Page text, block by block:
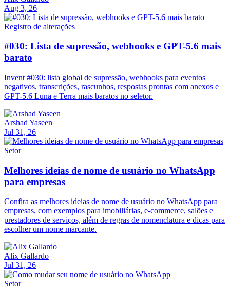
Aug 3, 26
Registro de alterações
#030: Lista de supressão, webhooks e GPT-5.6 mais
barato
Invent #030: lista global de supressão, webhooks para eventos
negativos, transcrições, rascunhos, respostas prontas com anexos e
GPT-5.6 Luna e Terra mais baratos no seletor.
Arshad Yaseen
Jul 31, 26
Setor
Melhores ideias de nome de usuário no WhatsApp
para empresas
Confira as melhores ideias de nome de usuário no WhatsApp para
empresas, com exemplos para imobiliárias, e-commerce, salões e
prestadores de serviços, além de regras de nomenclatura e dicas para
escolher um nome marcante.
Alix Gallardo
Jul 31, 26
Setor